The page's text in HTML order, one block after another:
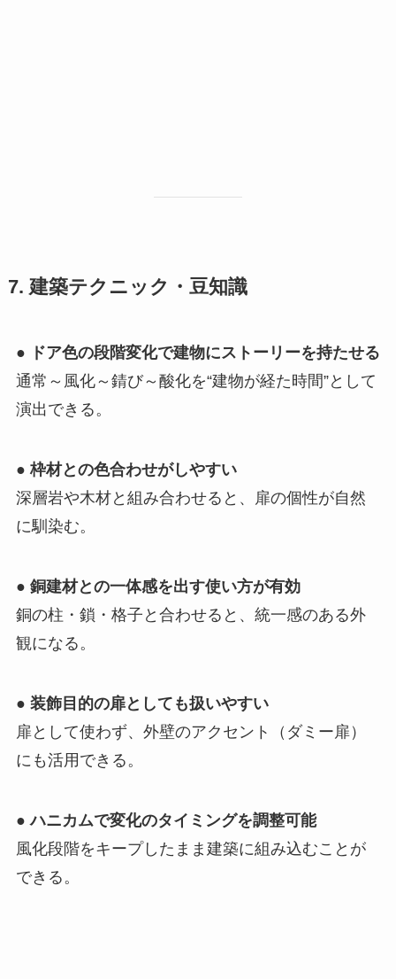
7. 建築テクニック・豆知識
●
ドア色の段階変化で建物にストーリーを持たせる
通常～風化～錆び～酸化を“建物が経た時間”として
演出できる。
● 枠材との色合わせがしやすい
深層岩や木材と組み合わせると、扉の個性が自然
に馴染む。
● 銅建材との一体感を出す使い方が有効
銅の柱・鎖・格子と合わせると、統一感のある外
観になる。
● 装飾目的の扉としても扱いやすい
扉として使わず、外壁のアクセント（ダミー扉）
にも活用できる。
●ハニカムで変化のタイミングを調整可能
風化段階をキープしたまま建築に組み込むことが
できる。